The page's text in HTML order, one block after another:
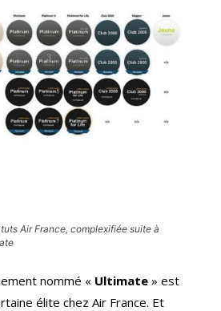
Air France, complexifiée suite à
nommé « Ultimate » est
élite chez Air France. Et